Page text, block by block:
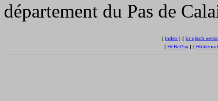
département du Pas de
[ Index ] [Englisch
[ HöRePsy ] [